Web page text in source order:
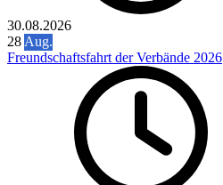
30.08.2026
28 Aug.
Freundschaftsfahrt der Verbände 2026